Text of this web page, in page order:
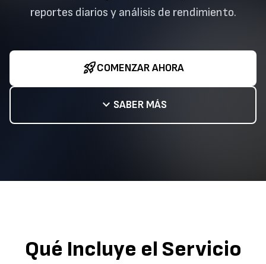
reportes diarios y análisis de rendimiento.
rocket_launchCOMENZAR AHORA
expand_more SABER MÁS
Qué Incluye el Servicio